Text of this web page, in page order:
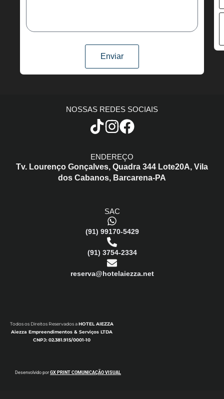
Enviar
SAC
(91) 99170-5429
(91) 3754-2334
reserva@hotelaiezza.net
ENDEREÇO
Tv. Lourenço Gonçalves, Quadra 344 Lote20A, Vila
dos Cabanos, Barcarena-PA
NOSSAS REDES SOCIAIS
Desenvolvido por GX PRINT COMUNICAÇÃO VISUAL
Todos os Direitos Reservados aHOTEL AIEZZA
Aiezza Empreendimentos & Serviços LTDA
CNPJ: 02.381.915/0001-10